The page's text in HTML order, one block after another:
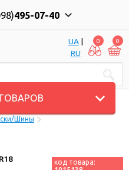
495-07-40
UA|
RU
0 0
Шины
код товара: